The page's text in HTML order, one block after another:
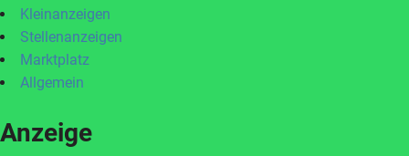
Kleinanzeigen
Stellenanzeigen
Marktplatz
Allgemein
Anzeige